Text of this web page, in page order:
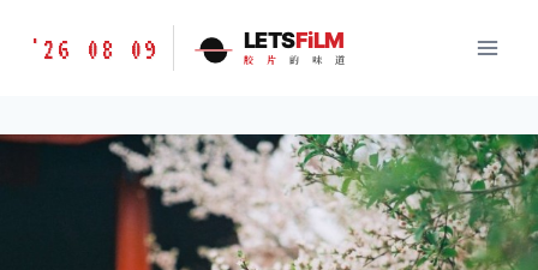
胶
味
LETSFILM
'26 08 09 LETSFiLM
胶 片 的 味 道